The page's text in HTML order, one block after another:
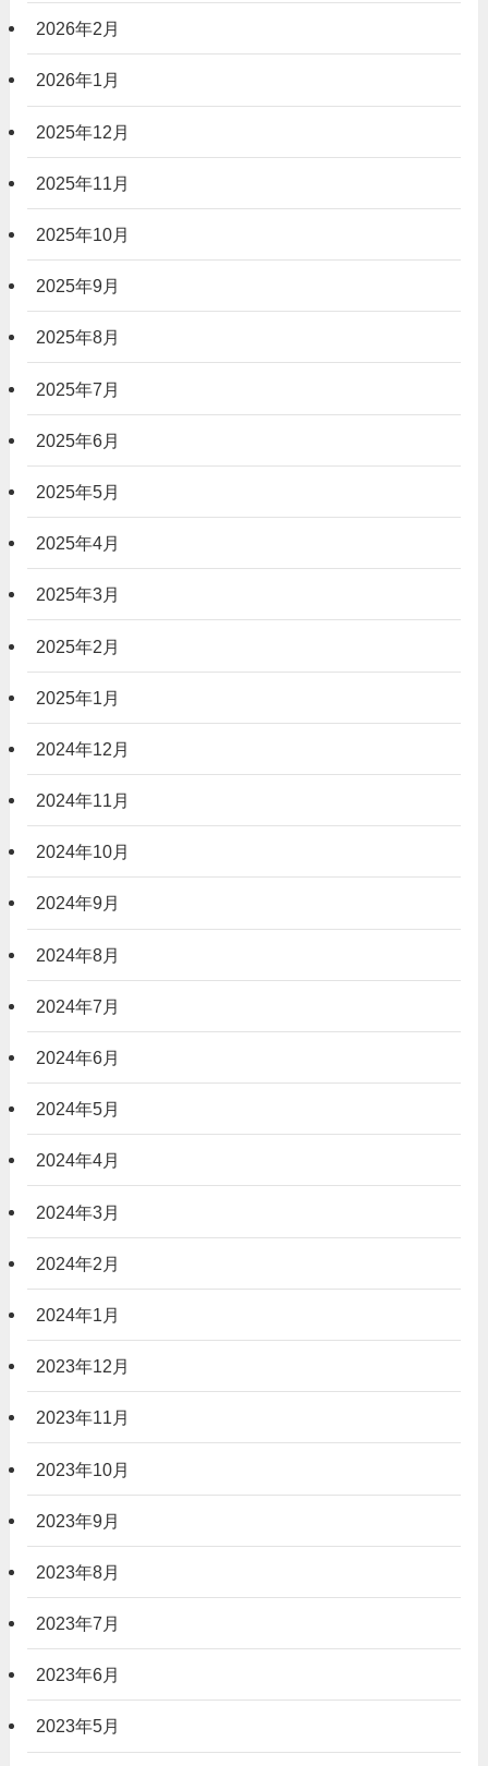
2026年2月
2026年1月
2025年12月
2025年11月
2025年10月
2025年9月
2025年8月
2025年7月
2025年6月
2025年5月
2025年4月
2025年3月
2025年2月
2025年1月
2024年12月
2024年11月
2024年10月
2024年9月
2024年8月
2024年7月
2024年6月
2024年5月
2024年4月
2024年3月
2024年2月
2024年1月
2023年12月
2023年11月
2023年10月
2023年9月
2023年8月
2023年7月
2023年6月
2023年5月